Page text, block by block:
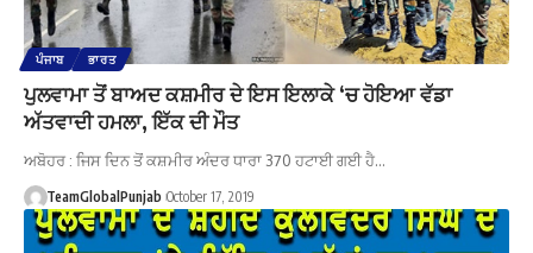
ਪੰਜਾਬ ਭਾਰਤ
ਪੁਲਵਾਮਾ ਤੋਂ ਬਾਅਦ ਕਸ਼ਮੀਰ ਦੇ ਇਸ ਇਲਾਕੇ ‘ਚ ਹੋਇਆ ਵੱਡਾ
ਅੱਤਵਾਦੀ ਹਮਲਾ, ਇੱਕ ਦੀ ਮੌਤ
ਅਬੋਹਰ : ਜਿਸ ਦਿਨ ਤੋਂ ਕਸ਼ਮੀਰ ਅੰਦਰ ਧਾਰਾ 370 ਹਟਾਈ ਗਈ ਹੈ…
TeamGlobalPunjab October 17, 2019